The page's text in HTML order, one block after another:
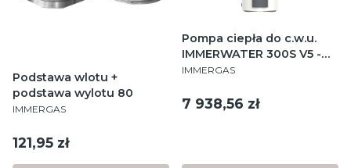
Podstawa wlotu +
podstawa wylotu 80
PRODUCENT
IMMERGAS
Cena
121,95 zł
Pompa ciepła do c.w.u.
IMMERWATER 300S V5 -
2,3 kW, 1 funkcyjna, 230 V
emaliowanym
PRODUCENT
IMMERGAS
Cena
7 938,56 zł